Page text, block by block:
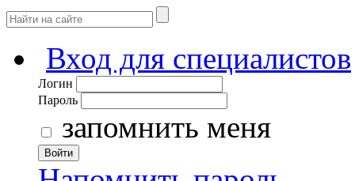
Вход для специалистов
Логин
Пароль
запомнить меня
Войти